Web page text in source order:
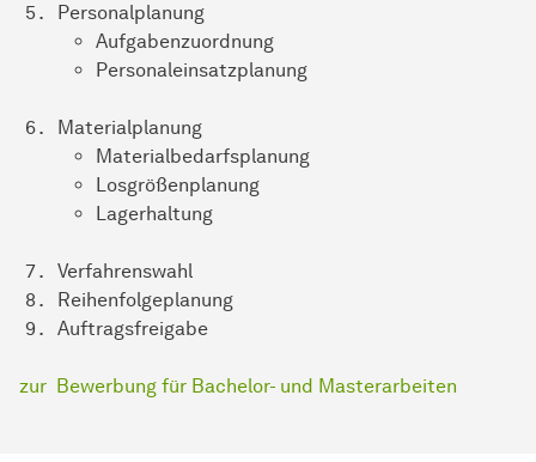
Personalplanung
Aufgabenzuordnung
Personaleinsatzplanung
Materialplanung
Materialbedarfsplanung
Losgrößenplanung
Lagerhaltung
Verfahrenswahl
Reihenfolgeplanung
Auftragsfreigabe
zur Bewerbung für Bachelor- und Masterarbeiten